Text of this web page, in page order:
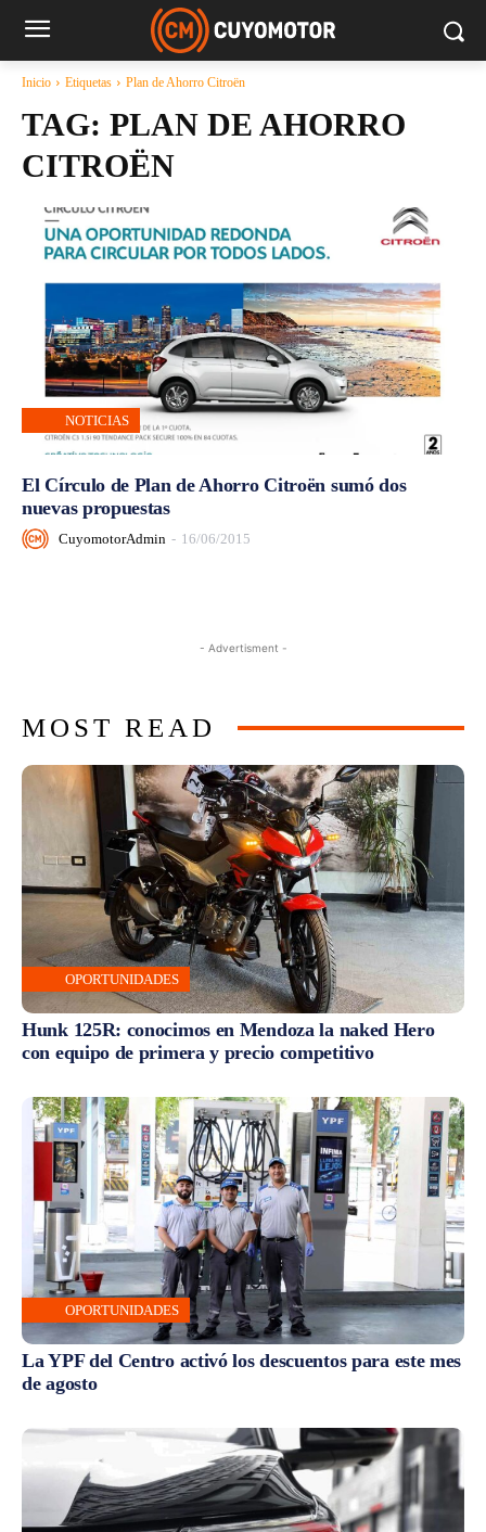
Inicio Etiquetas Plan de Ahorro Citroën
TAG: PLAN DE AHORRO
CITROËN
NOTICIAS
El Círculo de Plan de Ahorro Citroën sumó dos
nuevas propuestas
CuyomotorAdmin - 16/06/2015
- Advertisment -
MOST READ
OPORTUNIDADES
Hunk 125R: conocimos en Mendoza la naked Hero
con equipo de primera y precio competitivo
OPORTUNIDADES
La YPF del Centro activó los descuentos para este mes
de agosto